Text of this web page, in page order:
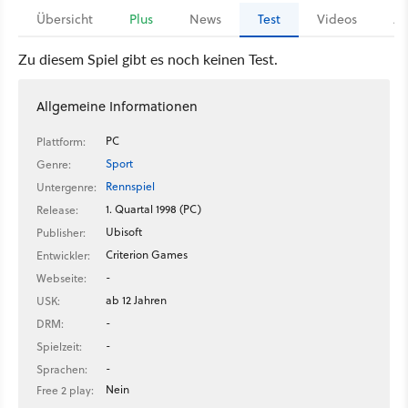
Übersicht Plus News Test Videos
Zu diesem Spiel gibt es noch keinen Test.
Allgemeine Informationen
Plattform:
PC
Genre:
Sport
Untergenre:
Rennspiel
Release:
1. Quartal 1998 (PC)
Publisher:
Ubisoft
Entwickler:
Criterion Games
Webseite:
-
USK:
ab 12 Jahren
DRM:
-
Spielzeit:
-
Sprachen:
-
Free 2 play:
Nein